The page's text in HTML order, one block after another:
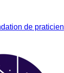
de praticien